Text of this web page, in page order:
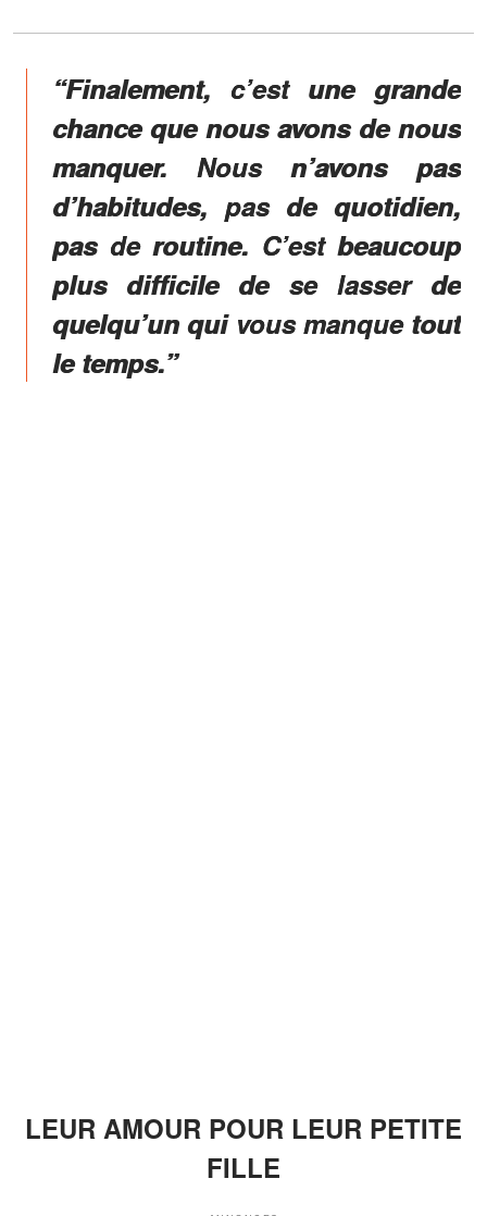
“Finalement, c’est une grande
chance que nous avons de nous
manquer. Nous n’avons pas
d’habitudes, pas de quotidien,
pas de routine. C’est beaucoup
plus difficile de se lasser de
quelqu’un qui vous manque tout
le temps.”
LEUR AMOUR POUR LEUR PETITE
FILLE